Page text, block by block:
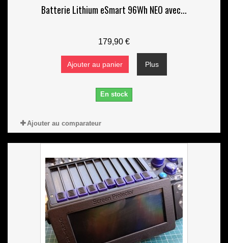
Batterie Lithium eSmart 96Wh NEO avec...
179,90 €
Ajouter au panier Plus
En stock
Ajouter au comparateur